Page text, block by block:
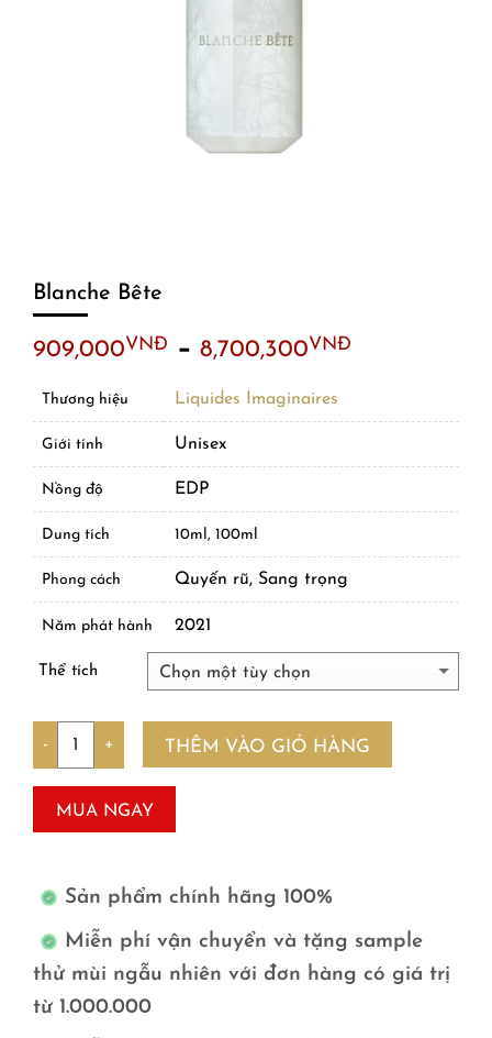
Blanche Bête
909,000VNĐ – 8,700,300VNĐ
Thương hiệu Liquides Imaginaires
Giới tính Unisex
Nồng độ EDP
Dung tích 10ml, 100ml
Phong cách Quyến rũ, Sang trọng
Năm phát hành 2021
Thể tích
THÊM VÀO GIỎ HÀNG
MUA NGAY
Sản phẩm chính hãng 100%
Miễn phí vận chuyển và tặng sample
thử mùi ngẫu nhiên với đơn hàng có giá trị
từ 1.000.000